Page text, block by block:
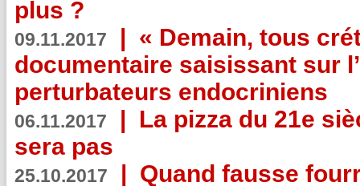
plus ?
09.11.2017 | « Demain, tous
documentaire saisissant sur
perturbateurs endocriniens
06.11.2017 | La pizza du 21e
sera pas
25.10.2017 | Quand fausse